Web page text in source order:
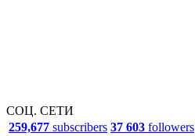
СОЦ. СЕТИ
259,677 subscribers 37 603 followers